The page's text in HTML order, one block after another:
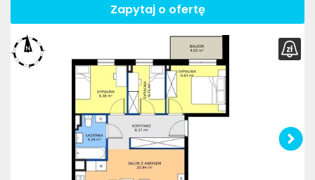
Zapytaj o ofertę